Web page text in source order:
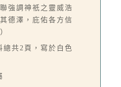
強調神祇之靈威浩
德澤，庇佑各方信
總共2頁，寫於白色